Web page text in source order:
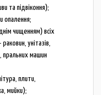
та підвіконня);
опалення;
чищенням) всіх
унітазів,
пральних машин
плити,
мийки);